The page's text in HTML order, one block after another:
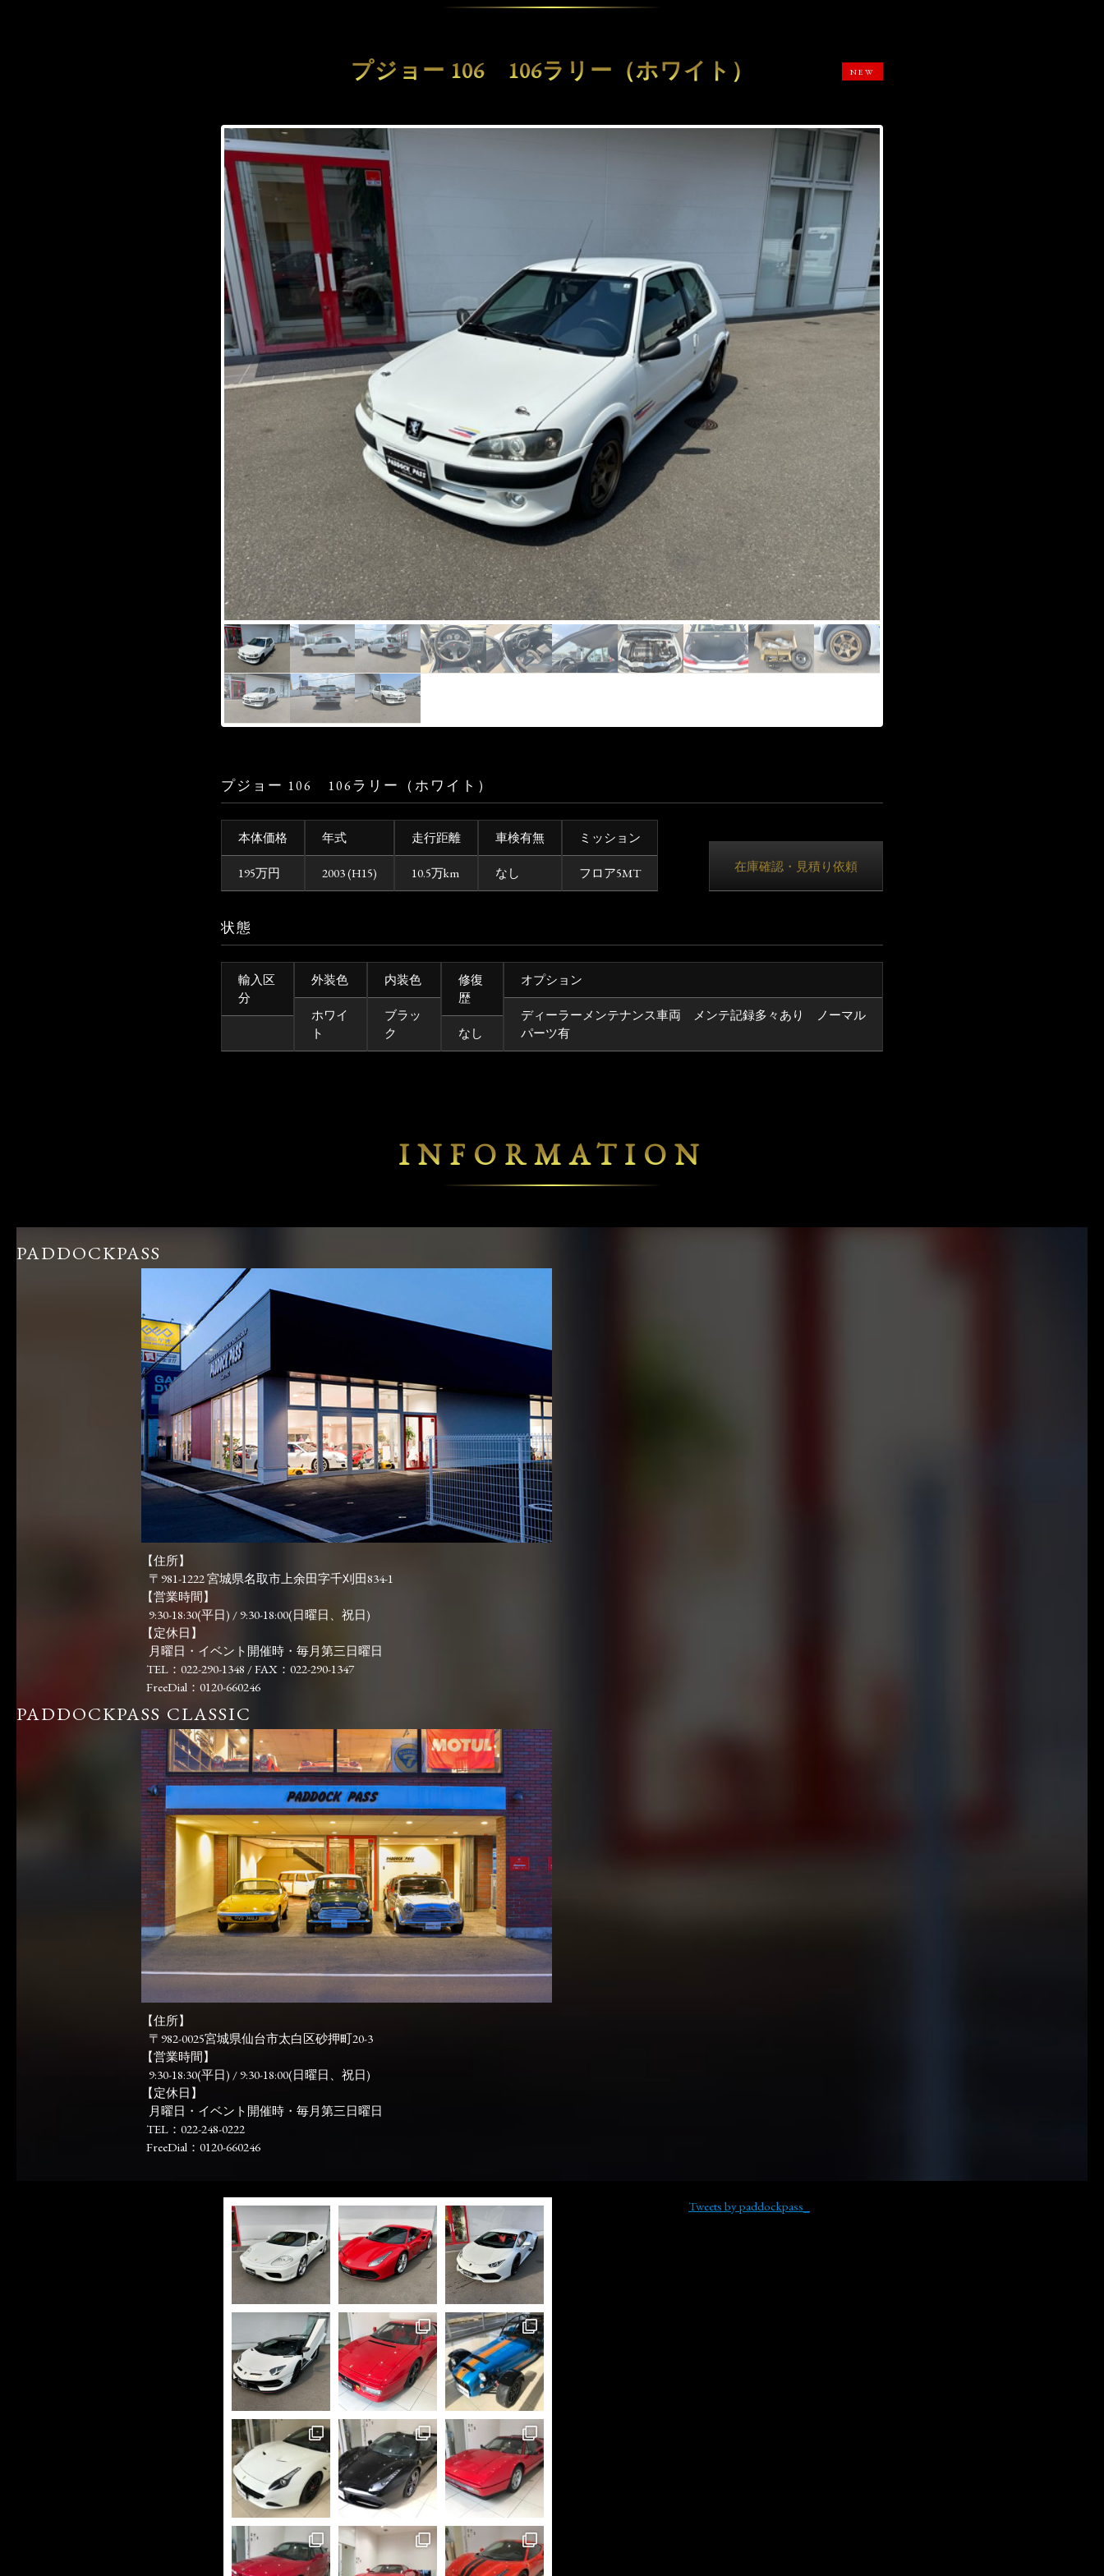
プジョー 106 106ラリー（ホワイト） NEW
プジョー 106 106ラリー（ホワイト）
本体価格
195万円
年式
2003 (H15)
走行距離
10.5万km
車検有無
なし
ミッション
フロア5MT 在庫確認・見積り依頼
状態
輸入区
分
外装色
ホワイ
ト
内装色
ブラッ
ク
修復
歴
なし
オプション
ディーラーメンテナンス車両 メンテ記録多々あり ノーマル
パーツ有
INFORMATION
PADDOCKPASS
【住所】
〒981-1222 宮城県名取市上余田字千刈田834-1
【営業時間】
9:30-18:30(平日) / 9:30-18:00(日曜日、祝日)
【定休日】
月曜日・イベント開催時・毎月第三日曜日
TEL：022-290-1348 / FAX：022-290-1347
FreeDial：0120-660246
PADDOCKPASS CLASSIC
【住所】
〒982-0025宮城県仙台市太白区砂押町20-3
【営業時間】
9:30-18:30(平日) / 9:30-18:00(日曜日、祝日)
【定休日】
月曜日・イベント開催時・毎月第三日曜日
TEL：022-248-0222
FreeDial：0120-660246
Tweets by paddockpass_